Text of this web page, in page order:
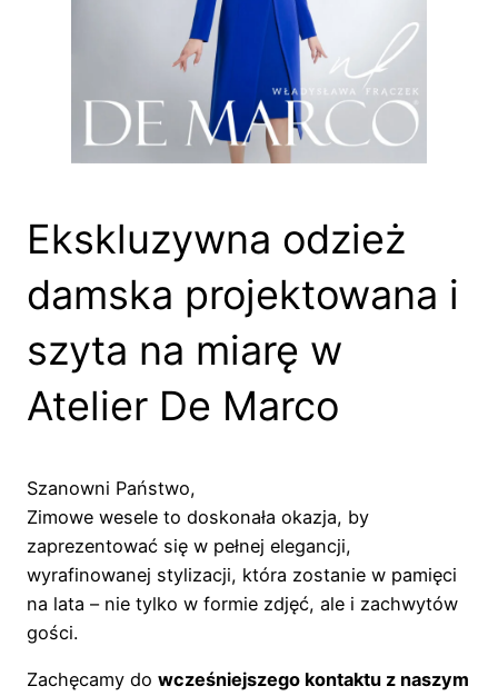
Ekskluzywna odzież
damska projektowana i
szyta na miarę w
Atelier De Marco
Szanowni Państwo,
Zimowe wesele to doskonała okazja, by
zaprezentować się w pełnej elegancji,
wyrafinowanej stylizacji, która zostanie w pamięci
na lata – nie tylko w formie zdjęć, ale i zachwytów
gości.
Zachęcamy do wcześniejszego kontaktu z naszym